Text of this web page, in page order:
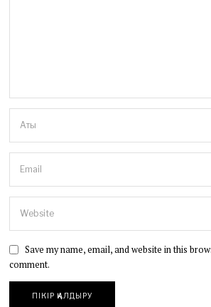
Save my name, email, and website in this
comment.